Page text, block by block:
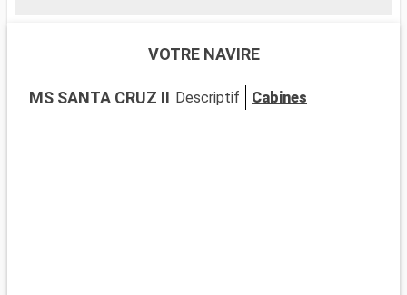
VOTRE NAVIRE
MS SANTA CRUZ II Descriptif Cabines